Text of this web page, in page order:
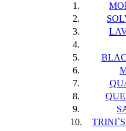
1.
2.
3.
4.
5.
6.
7.
8.
9.
10.